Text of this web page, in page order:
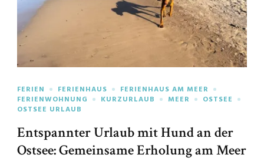
FERIEN FERIENHAUS
FERIENHAUS AM MEER
FERIENWOHNUNG
KURZURLAUB MEER
OSTSEE
OSTSEE URLAUB
Entspannter Urlaub mit Hund an der
Ostsee: Gemeinsame Erholung am Meer